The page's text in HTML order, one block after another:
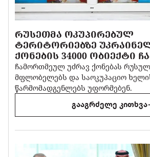
ᲠᲣᲡᲔᲗᲛᲐ ᲝᲙᲣᲞᲘᲠᲔᲑᲣᲚ
ᲢᲔᲠᲘᲢᲝᲠᲘᲔᲑᲖᲔ
ᲥᲝᲜᲔᲑᲘᲡ 34000 ᲝᲑᲘᲔᲥᲢᲘ
ჩამორთმეულ უძრავ ქონებას
მფლობელებს და საოკუპაციო
წარმომადგენლებს უფორმებენ.
გააგრძელე კითხვა